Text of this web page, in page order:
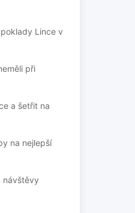
Lince v
při
a šetřit na
na nejlepší
návštěvy